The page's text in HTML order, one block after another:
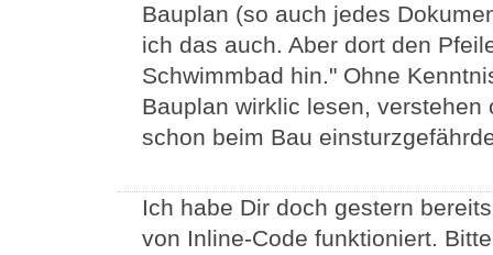
Bauplan (so auch jedes
ich das auch. Aber dort den
Schwimmbad hin." Ohne
Bauplan wirklic lesen,
schon beim Bau
Ich habe Dir doch gestern
von Inline-Code funktioniert.